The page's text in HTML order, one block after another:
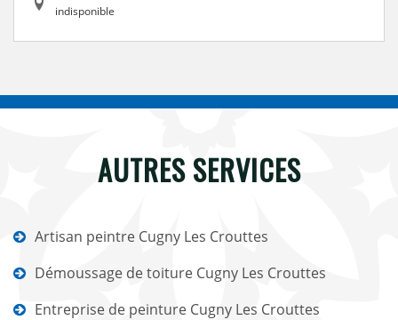
indisponible
AUTRES SERVICES
Artisan peintre Cugny Les Crouttes
Démoussage de toiture Cugny Les Crouttes
Entreprise de peinture Cugny Les Crouttes